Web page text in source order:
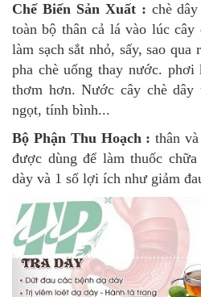
Chế Biến Sản Xuất : chè
toàn bộ thân cả lá vào lúc cây
làm sạch sắt nhỏ, sấy, sao
pha chè uống thay nước. phơi
thơm hơn. Nước cây chè
ngọt, tính bình...
Bộ Phận Thu Hoạch : thân
được dùng để làm thuốc
dày và 1 số lợi ích như giảm